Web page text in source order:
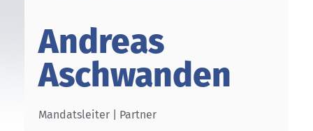
Andreas
Aschwanden
Mandatsleiter | Partner